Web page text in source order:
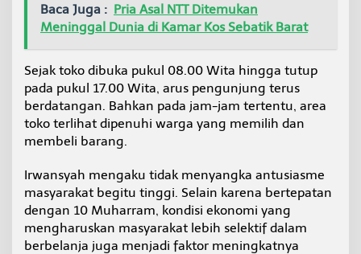
r
b
e
m
l
Baca Juga : Pria Asal NTT Ditemukan
Meninggal Dunia di Kamar Kos Sebatik Barat
Sejak toko dibuka pukul 08.00 Wita hingga tutup
pada pukul 17.00 Wita, arus pengunjung terus
berdatangan. Bahkan pada jam-jam tertentu, area
toko terlihat dipenuhi warga yang memilih dan
membeli barang.
Irwansyah mengaku tidak menyangka antusiasme
masyarakat begitu tinggi. Selain karena bertepatan
dengan 10 Muharram, kondisi ekonomi yang
mengharuskan masyarakat lebih selektif dalam
berbelanja juga menjadi faktor meningkatnya